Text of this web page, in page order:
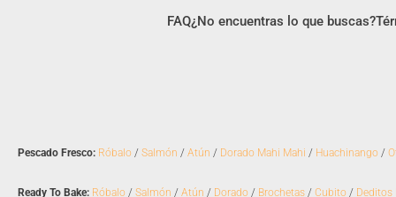
FAQ¿No encuentras lo que buscas?
Pescado Fresco: Róbalo / Salmón / Atún / Dorado Mahi Mahi / Huachinango /
Ready To Bake: Róbalo / Salmón / Atún / Dorado / Brochetas / Cubito / Deditos